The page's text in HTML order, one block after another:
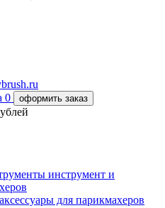
0 оформить заказ
инструмент и
для парикмахеров